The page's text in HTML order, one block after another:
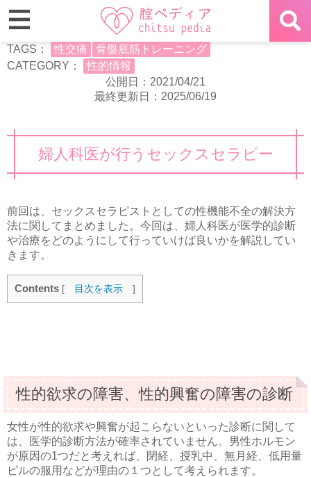
TAGS： 性交痛
骨盤底筋トレーニング
CATEGORY：
性的情報
公開日：2021/04/21
最終更新日：2025/06/19
婦人科医が行うセックスセラピー
前回は、セックスセラピストとしての性機能不全の解決方
法に関してまとめました。今回は、婦人科医が医学的診断
や治療をどのようにして行っていけば良いかを解説してい
きます。
Contents [ 目次を表示 ]
性的欲求の障害、性的興奮の障害の診断
女性が性的欲求や興奮が起こらないといった診断に関して
は、医学的診断方法が確率されていません。男性ホルモン
が原因の1つだと考えれば、閉経、授乳中、無月経、低用量
ピルの服用などが理由の１つとして考えられます。